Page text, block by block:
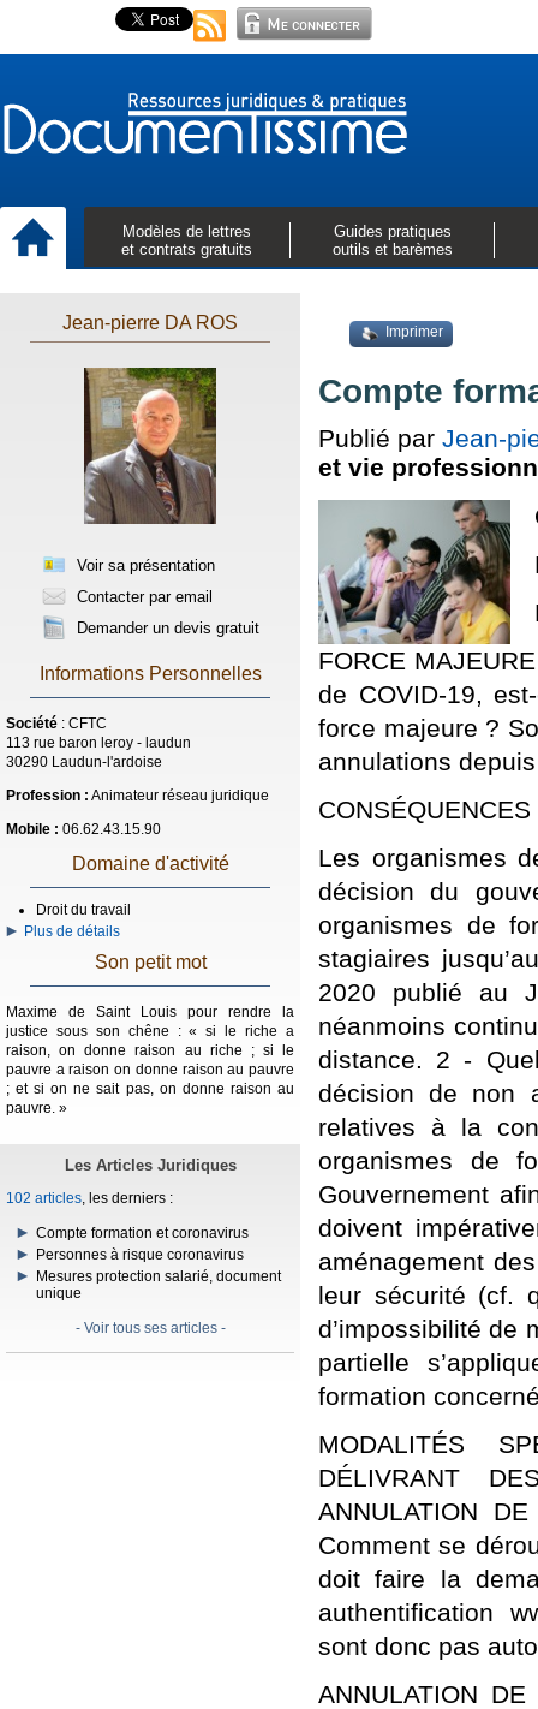
Modèles de lettres
et contrats gratuits
Guides pratiques
outils et barèmes
Jean-pierre DA ROS
Voir sa présentation
Contacter par email
Demander un devis gratuit
Informations Personnelles
Société : CFTC
113 rue baron leroy - laudun
30290 Laudun-l'ardoise
Profession : Animateur réseau juridique
Mobile : 06.62.43.15.90
Domaine d'activité
Droit du travail
Plus de détails
Son petit mot
Maxime de Saint Louis pour rendre la
justice sous son chêne : « si le riche a
raison, on donne raison au riche ; si le
pauvre a raison on donne raison au pauvre
; et si on ne sait pas, on donne raison au
pauvre. »
Les Articles Juridiques
102 articles, les derniers :
Compte formation et coronavirus
Personnes à risque coronavirus
Mesures protection salarié, document
unique
- Voir tous ses articles -
Imprimer
Compte
Publié par Jean-
et vie
FORCE
de COVID-19,
force majeure ?
annulations
Les organismes
décision du
organismes de
stagiaires
2020 publié au
néanmoins
distance. 2 -
décision de non
relatives à la
organismes de
Gouvernement
doivent
aménagement
leur sécurité (cf.
d’impossibilité de
partielle
formation
MODALITÉS
DÉLIVRANT
ANNULATION
Comment se
doit faire la
authentification
sont donc pas
ANNULATION DE